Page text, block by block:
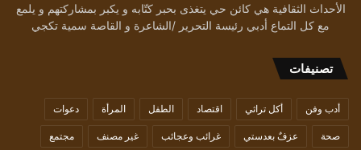
الأحداث الثقافية هي كائن حي يتغذى بحبر كتّابه و يكبر بمشاركتهم و يلمع
مع كل التماع أدبي رئيسة التحرير /الشاعرة و القاصة سمية تكجي
تصنيفات
أدب وفن أكل تراثي اقتصاد الطفل المرأة دعوات
صحة عزفٌ بعدستي غرائب وعجائب غير مصنف مجتمع